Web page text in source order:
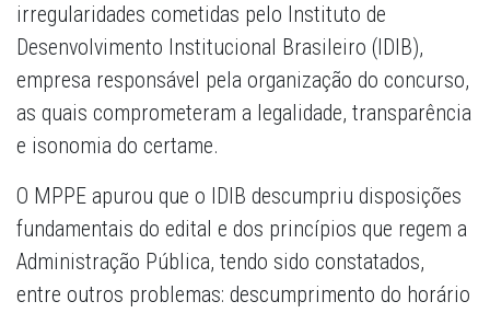
irregularidades cometidas pelo Instituto de
Desenvolvimento Institucional Brasileiro (IDIB),
empresa responsável pela organização do concurso,
as quais comprometeram a legalidade, transparência
e isonomia do certame.
O MPPE apurou que o IDIB descumpriu disposições
fundamentais do edital e dos princípios que regem a
Administração Pública, tendo sido constatados,
entre outros problemas: descumprimento do horário